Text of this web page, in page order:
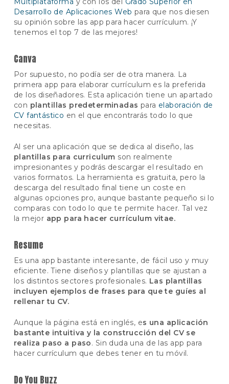
Desarrollo de Aplicaciones Web para que nos diesen
su opinión sobre las app para hacer currículum. ¡Y
tenemos el top 7 de las mejores!
Canva
Por supuesto, no podía ser de otra manera. La
primera app para elaborar currículum es la preferida
de los diseñadores. Esta aplicación tiene un apartado
con plantillas predeterminadas para elaboración de
CV fantástico en el que encontrarás todo lo que
necesitas.
Al ser una aplicación que se dedica al diseño, las
plantillas para curriculum son realmente
impresionantes y podrás descargar el resultado en
varios formatos. La herramienta es gratuita, pero la
descarga del resultado final tiene un coste en
algunas opciones pro, aunque bastante pequeño si lo
comparas con todo lo que te permite hacer. Tal vez
la mejor app para hacer currículum vitae.
Resume
Es una app bastante interesante, de fácil uso y muy
eficiente. Tiene diseños y plantillas que se ajustan a
los distintos sectores profesionales. Las plantillas
incluyen ejemplos de frases para que te guíes al
rellenar tu CV.
Aunque la página está en inglés, es una aplicación
bastante intuitiva y la construcción del CV se
realiza paso a paso. Sin duda una de las app para
hacer currículum que debes tener en tu móvil.
Do You Buzz